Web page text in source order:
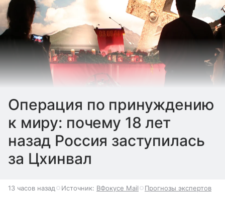
Операция по принуждению
к миру: почему 18 лет
назад Россия заступилась
за Цхинвал
13 часов назад Источник: ВФокусе Mail Прогнозы экспертов